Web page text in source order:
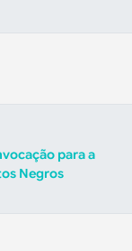
para a
Negros